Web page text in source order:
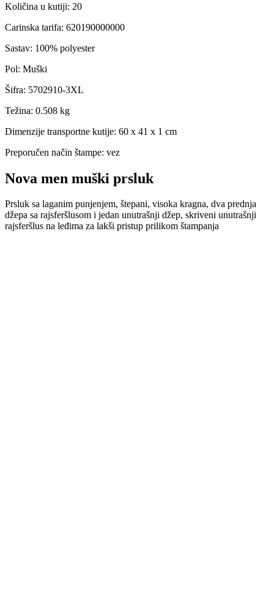
Količina u kutiji: 20
Carinska tarifa: 620190000000
Sastav: 100% polyester
Pol: Muški
Šifra: 5702910-3XL
Težina: 0.508 kg
Dimenzije transportne kutije: 60 x 41 x 1 cm
Preporučen način štampe: vez
Nova men muški prsluk
Prsluk sa laganim punjenjem, štepani, visoka kragna, dva prednja
džepa sa rajsferšlusom i jedan unutrašnji džep, skriveni unutrašnji
rajsferšlus na leđima za lakši pristup prilikom štampanja